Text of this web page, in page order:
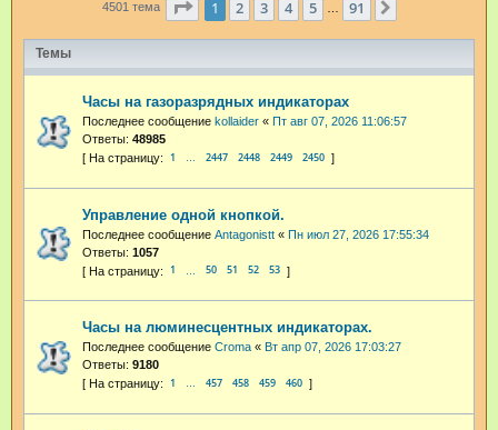
4501 тема Страница из 91
1 2 3 4 5 91
Темы
Часы на газоразрядных индикаторах
Последнее сообщение kollaider « Пт авг 07, 2026 11:06:57
Ответы: 48985
1 … 2447 2448 2449 2450
Управление одной кнопкой.
Последнее сообщение Antagonistt « Пн июл 27, 2026 17:55:34
Ответы: 1057
1 50 51 52 53
Часы на люминесцентных индикаторах.
Последнее сообщение Croma « Вт апр 07, 2026 17:03:27
Ответы: 9180
1 … 457 458 459 460